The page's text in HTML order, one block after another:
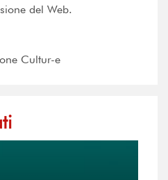
del Web.
Cultur-e